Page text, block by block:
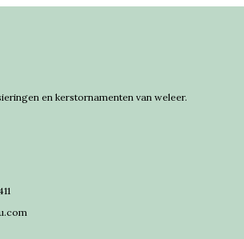
en kerstornamenten van weleer.